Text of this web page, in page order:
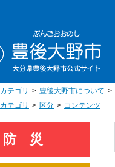
カテゴリ 豊後大野市について
カテゴリ 区分 コンテンツ
防災